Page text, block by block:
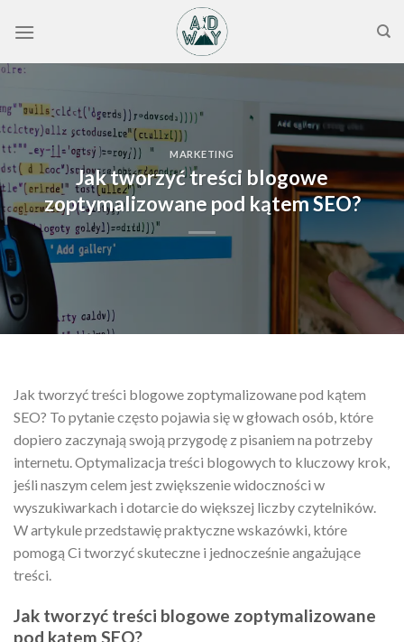
MARKETING
Jak tworzyć treści blogowe
zoptymalizowane pod kątem SEO?
Jak tworzyć treści blogowe zoptymalizowane pod kątem
SEO? To pytanie często pojawia się w głowach osób, które
dopiero zaczynają swoją przygodę z pisaniem na potrzeby
internetu. Optymalizacja treści blogowych to kluczowy krok,
jeśli naszym celem jest zwiększenie widoczności w
wyszukiwarkach i dotarcie do większej liczby czytelników.
W artykule przedstawię praktyczne wskazówki, które
pomogą Ci tworzyć skuteczne i jednocześnie angażujące
treści.
Jak tworzyć treści blogowe zoptymalizowane
pod kątem SEO?